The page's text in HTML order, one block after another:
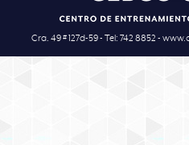
Cra. 49 # 127d-59 - Tel: 742 8852 -